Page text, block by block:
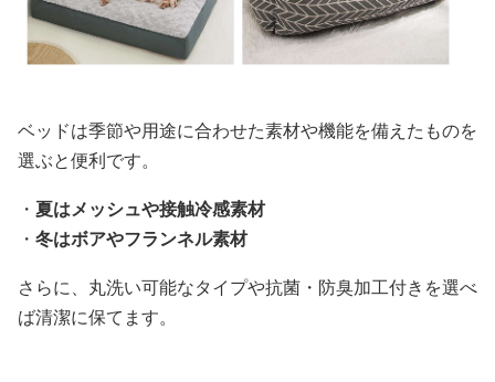
ベッドは季節や用途に合わせた素材や機能を備えたものを
選ぶと便利です。
・ 夏はメッシュや接触冷感素材
・ 冬はボアやフランネル素材
さらに、丸洗い可能なタイプや抗菌・防臭加工付きを選べ
ば清潔に保てます。